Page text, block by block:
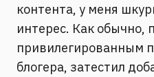
контента, у меня
интерес. Как обычно,
привилегированным
блогера, затестил